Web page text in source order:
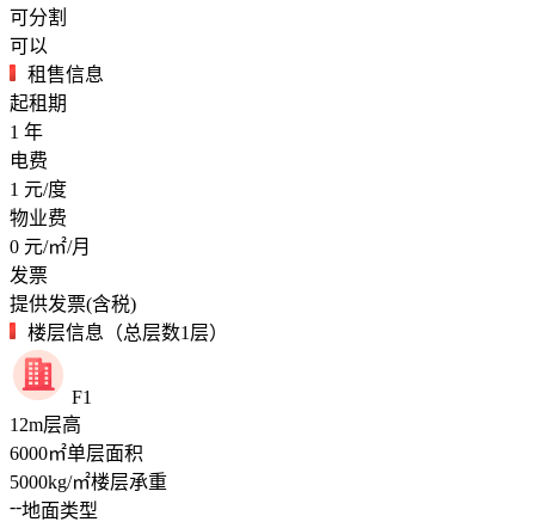
可分割
可以
租售信息
起租期
1 年
电费
1 元/度
物业费
0 元/㎡/月
发票
提供发票(含税)
楼层信息（总层数1层）
F1
12m层高
6000㎡单层面积
5000kg/㎡楼层承重
--地面类型